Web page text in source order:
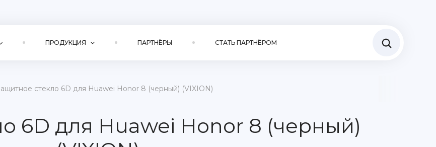
ПРОДУКЦИЯ ПАРТНЁРЫ СТАТЬ ПАРТНЁРОМ
стекло 6D для Huawei Honor 8 (черный) (VIXION)
6D для Huawei Honor 8 (черный)